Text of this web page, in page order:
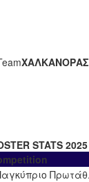
ΧΑΛΚΑΝΟΡΑΣ
STATS